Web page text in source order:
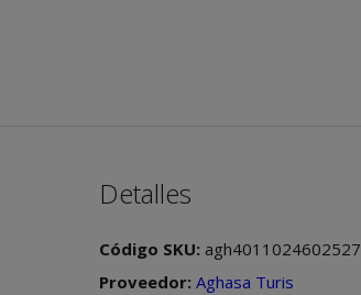
Detalles
Código SKU: agh4011024602527
Proveedor: Aghasa Turis